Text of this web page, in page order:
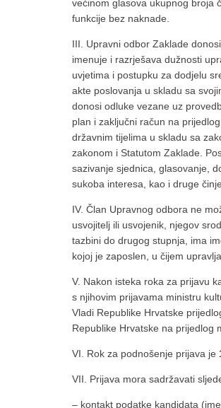
većinom glasova ukupnog broja
funkcije bez naknade.
III. Upravni odbor Zaklade
imenuje i razrješava dužnosti
uvjetima i postupku za dodjelu
akte poslovanja u skladu sa
donosi odluke vezane uz
plan i zaključni račun na
državnim tijelima u skladu sa
zakonom i Statutom Zaklade.
sazivanje sjednica, glasovanje,
sukoba interesa, kao i druge
IV. Član Upravnog odbora ne
usvojitelj ili usvojenik, njegov
tazbini do drugog stupnja, ima
kojoj je zaposlen, u čijem
V. Nakon isteka roka za prijavu
s njihovim prijavama ministru
Vladi Republike Hrvatske
Republike Hrvatske na prijedlog
VI. Rok za podnošenje prijava je
VII. Prijava mora sadržavati
– kontakt podatke kandidata